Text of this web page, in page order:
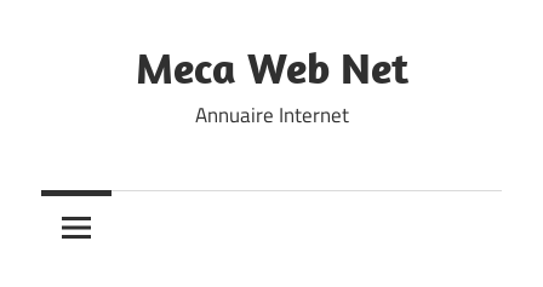
Meca Web Net
Annuaire Internet